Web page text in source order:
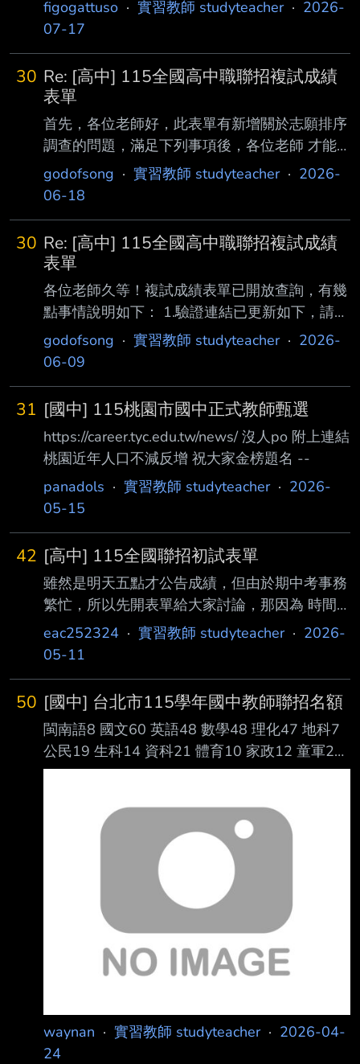
figogattuso · 實習教師 studyteacher· 2026-
07-17
30 Re: [高中] 115全國高中職聯招複試成績
表單
首先，各位老師好，此表單有新增關於志願排序
調查的問題，滿足下列事項後，各位老師 才能
通過驗證，看到相關資訊。 接著，為了提高各
位填寫意願，有填寫的老師能拿到同科考生試教
部分不齊的老師複試表單的權限。 最後，6/23
下午五點麻煩各位老師開始填寫順位及上傳公開
分發通知單，我也會將這兩個 問題轉為必填，
順位請按照公開分發通知單填寫，我會按照填寫
表單資料的時間順序跟正 確性，並且移除資料
不全老師的權限，請各位老師耐心等候。 1.入場
證號碼填寫正確。 2.初試成績單上傳正確
godofsong · 實習教師 studyteacher· 2026-
06-18
30 Re: [高中] 115全國高中職聯招複試成績
表單
各位老師久等！複試成績表單已開放查詢，有幾
點事情說明如下： 1.驗證連結已更新如下，請勿
弄錯！ https://pse.is/96mk84 2.由於目前成績尚
未確認過是否正確，加上有些科別或區域的表單
3.有些老師填寫的資料不盡正確，因此無法進入
複試成績表單，請至原本的成績填寫表單 修
正，例如入場證號碼打成姓名等，請注意！ 以
上還有不完美之處請站內信或寄mail給我，謝
謝！godofsongx7@gmail.com: 各位老師好！ :
由於傑夫老師的建議，讓我
godofsong · 實習教師 studyteacher· 2026-
06-09
31 [國中] 115桃園市國中正式教師甄選
https://career.tyc.edu.tw/news/ 沒人po 附上連結
桃園近年人口不減反增 祝大家金榜題名 --
panadols · 實習教師 studyteacher· 2026-
05-15
42 [高中] 115全國聯招初試表單
雖然是明天五點才公告成績，但由於期中考事務
繁忙，所以先開表單給大家討論，那因為 時間
來不及處理，所以只有先用部分考生人數比較多
的科別，沒有處理到的科別老師們請 多多包
使用喔！ 也歡迎大家分享出去~ 最後提醒大家，
由於往年格式容易被用亂，所以這一次我有鎖定
大家可以編輯的區域，請 大家在空白處多嘗
試，一定有可以編輯的地方喔！ 成績查詢(5/12
eac252324 · 實習教師 studyteacher· 2026-
05-11
50 [國中] 台北市115學年國中教師聯招名額
閩南語8 國文60 英語48 數學48 理化47 地科7
公民19 生科14 資科21 體育10 家政12 童軍2
輔導活動14 專輔14 特教56 資優數學14 資優理
址:https://reurl.cc/lpY2xQ 報名截止日期:5/4(一)
waynan · 實習教師 studyteacher· 2026-04-
24